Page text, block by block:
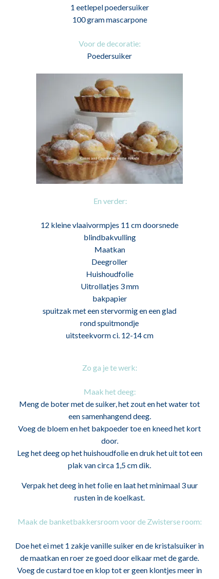
1 eetlepel poedersuiker
100 gram mascarpone
Voor de decoratie:
Poedersuiker
En verder:
12 kleine vlaaivormpjes 11 cm doorsnede
blindbakvulling
Maatkan
Deegroller
Huishoudfolie
Uitrollatjes 3 mm
bakpapier
spuitzak met een stervormig en een glad
rond spuitmondje
uitsteekvorm ci. 12-14 cm
Zo ga je te werk:
Maak het deeg:
Meng de boter met de suiker, het zout en het water tot
een samenhangend deeg.
Voeg de bloem en het bakpoeder toe en kneed het kort
door.
Leg het deeg op het huishoudfolie en druk het uit tot een
plak van circa 1,5 cm dik.
Verpak het deeg in het folie en laat het minimaal 3 uur
rusten in de koelkast.
Maak de banketbakkersroom voor de Zwisterse room:
Doe het ei met 1 zakje vanille suiker en de kristalsuiker in
de maatkan en roer ze goed door elkaar met de garde.
Voeg de custard toe en klop tot er geen klontjes meer in